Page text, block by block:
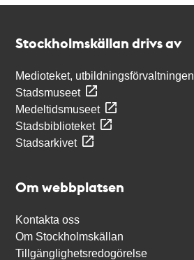
Stockholmskällan drivs av
Medioteket, utbildningsförvaltningen
Stadsmuseet
Medeltidsmuseet
Stadsbiblioteket
Stadsarkivet
Om webbplatsen
Kontakta oss
Om Stockholmskällan
Tillgänglighetsredogörelse